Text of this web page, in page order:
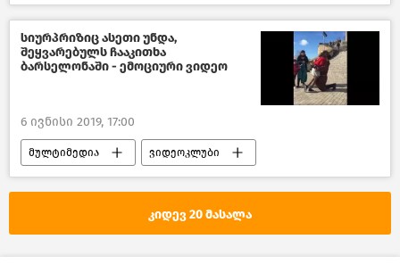
წასაკითხი ამბები საქართველო
კულტურა საქართველოში
სიურპრიზიც ასეთი უნდა,
შეყვარებულს ჩააკითხა
ბარსელონაში - ემოციური ვიდეო
6 ივნისი 2019, 17:00
მულტიმედია ვიდეოკლუბი
სახალისო და საინტერესო ვიდეოები
კიდევ 20 მასალა